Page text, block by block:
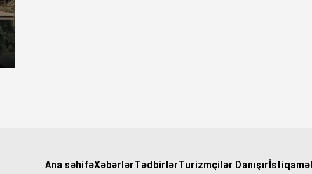
Ana səhifəXəbərlərTədbirlərTurizmçilər Danışır